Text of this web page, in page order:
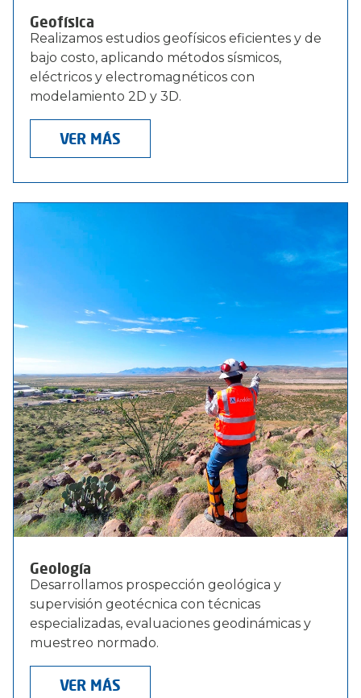
Geofísica
Realizamos estudios geofísicos eficientes y de
bajo costo, aplicando métodos sísmicos,
eléctricos y electromagnéticos con
modelamiento 2D y 3D.
VER MÁS
Geología
Desarrollamos prospección geológica y
supervisión geotécnica con técnicas
especializadas, evaluaciones geodinámicas y
muestreo normado.
VER MÁS